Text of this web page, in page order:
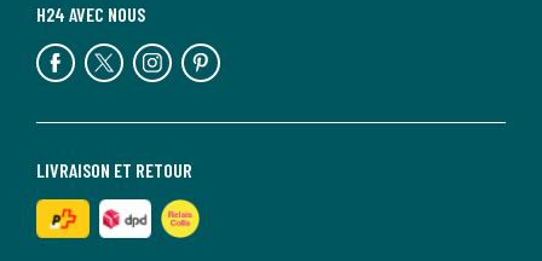
LIVRAISON ET RETOUR
H24 AVEC NOUS